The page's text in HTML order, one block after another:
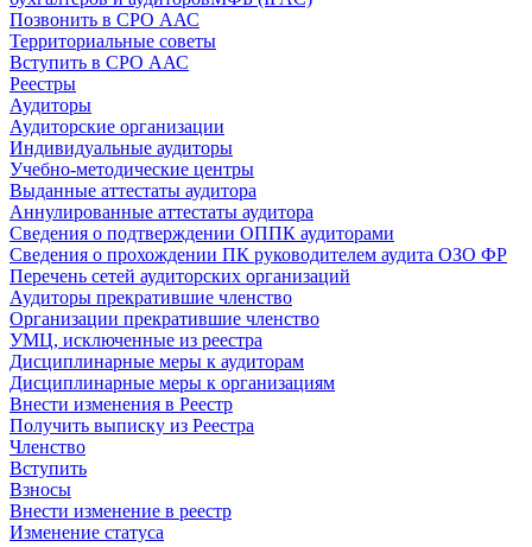
Позвонить в СРО ААС
Территориальные советы
Вступить в СРО ААС
Реестры
Аудиторы
Аудиторские организации
Индивидуальные аудиторы
Учебно-методические центры
Выданные аттестаты аудитора
Аннулированные аттестаты аудитора
Сведения о подтверждении ОППК аудиторами
Сведения о прохождении ПК руководителем аудита ОЗО ФР
Перечень сетей аудиторских организаций
Аудиторы прекратившие членство
Организации прекратившие членство
УМЦ, исключенные из реестра
Дисциплинарные меры к аудиторам
Дисциплинарные меры к организациям
Внести изменения в Реестр
Получить выписку из Реестра
Членство
Вступить
Взносы
Внести изменение в реестр
Изменение статуса